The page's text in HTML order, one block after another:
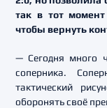
так в тот
чтобы вернуть
— Сегодня много
соперника.
тактический
оборонять своё